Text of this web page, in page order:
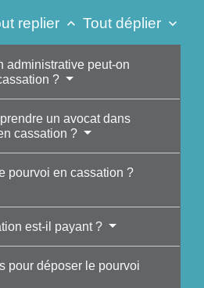
replier keyboard_arrow_up Tout déplier keyboard_arrow_down
administrative peut-on
?
un avocat dans
cassation ?
pourvoi en cassation ?
est-il payant ?
pour déposer le pourvoi